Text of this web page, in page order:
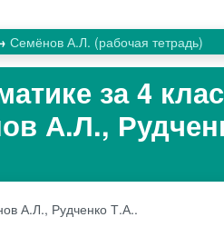
Семёнов А.Л. (рабочая тетрадь)
за 4
А.Л.,
А.Л., Рудченко Т.А..